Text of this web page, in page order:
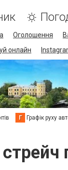
Оголошення
онлайн
Г Графік руху